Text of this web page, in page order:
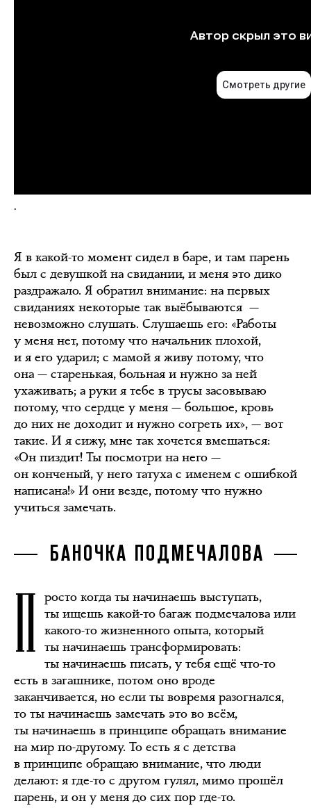
.
Я в какой-то момент сидел в баре, и там парень
был с девушкой на свидании, и меня это дико
раздражало. Я обратил внимание: на первых
свиданиях некоторые так выёбываются —
невозможно слушать. Слушаешь его: «Работы
у меня нет, потому что начальник плохой,
и я его ударил; с мамой я живу потому, что
она — старенькая, больная и нужно за ней
ухаживать; а руки я тебе в трусы засовываю
потому, что сердце у меня — большое, кровь
до них не доходит и нужно согреть их», — вот
такие. И я сижу, мне так хочется вмешаться:
«Он пиздит! Ты посмотри на него —
он конченый, у него татуха с именем с ошибкой
написана!» И они везде, потому что нужно
учиться замечать.
БАНОЧКА ПОДМЕЧАЛОВА
П росто когда ты начинаешь выступать,
ты ищешь какой-то багаж подмечалова или
какого-то жизненного опыта, который
ты начинаешь трансформировать:
ты начинаешь писать, у тебя ещё что-то
есть в загашнике, потом оно вроде
заканчивается, но если ты вовремя разогнался,
то ты начинаешь замечать это во всём,
ты начинаешь в принципе обращать внимание
на мир по-другому. То есть я с детства
в принципе обращаю внимание, что люди
делают: я где-то с другом гулял, мимо прошёл
парень, и он у меня до сих пор где-то.